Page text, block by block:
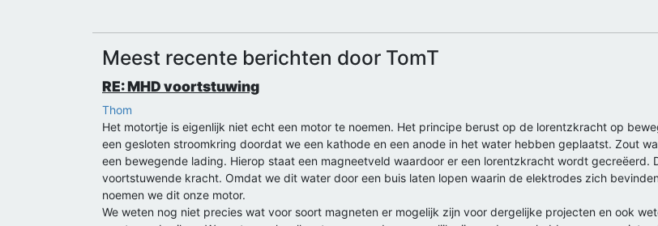
Meest recente berichten door TomT
RE: MHD voortstuwing
Thom
Het motortje is eigenlijk niet echt een motor te noemen. Het principe berust op de lorentzkracht op
een gesloten stroomkring doordat we een kathode en een anode in het water hebben geplaatst. Zout
een bewegende lading. Hierop staat een magneetveld waardoor er een lorentzkracht wordt gecreëerd.
voortstuwende kracht. Omdat we dit water door een buis laten lopen waarin de elektrodes zich
noemen we dit onze motor.
We weten nog niet precies wat voor soort magneten er mogelijk zijn voor dergelijke projecten en ook